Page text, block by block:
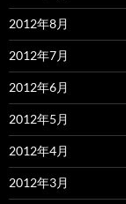
2012年8月
2012年7月
2012年6月
2012年5月
2012年4月
2012年3月